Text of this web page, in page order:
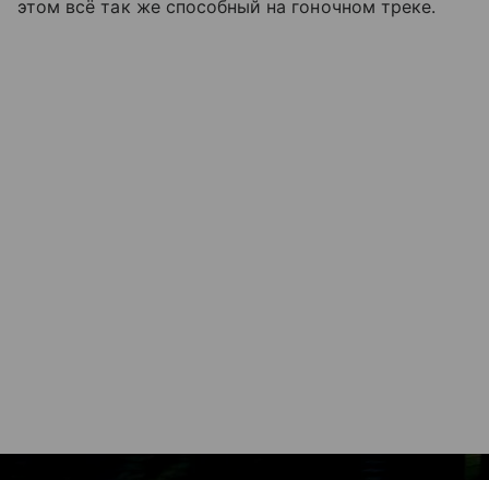
этом всё так же способный на гоночном треке.